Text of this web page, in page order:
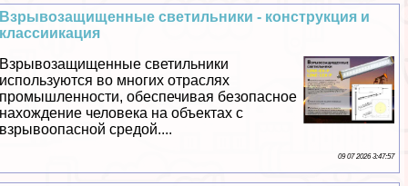
Взрывозащищенные светильники - конструкция и
классиикация
Взрывозащищенные светильники
используются во многих отраслях
промышленности, обеспечивая безопасное
нахождение человека на объектах с
взрывоопасной средой....
09 07 2026 3:47:57